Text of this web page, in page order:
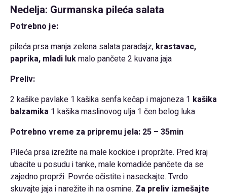
Nedelja: Gurmanska pileća salata
Potrebno je:
pileća prsa manja zelena salata paradajz, krastavac,
paprika, mladi lukmalo pančete 2 kuvana jaja
Preliv:
2 kašike pavlake 1 kašika senfa kečap i majoneza 1 kašika
balzamika 1 kašika maslinovog ulja 1 čen belog luka
Potrebno vreme za pripremu jela: 25 – 35min
Pileća prsa izrežite na male kockice i propržite. Pred kraj
ubacite u posudu i tanke, male komadiće pančete da se
zajedno proprži. Povrće očistite i naseckajte. Tvrdo
skuvajte jaja i narežite ih na osmine. Za preliv izmešajte